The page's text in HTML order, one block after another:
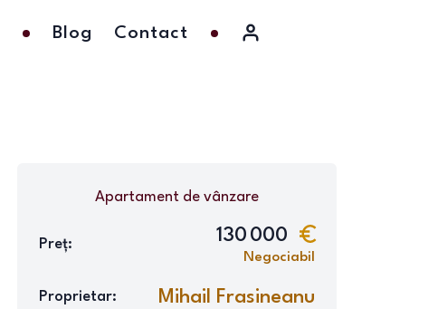
Blog Contact
Apartamentde vânzare
Preț: 130 000
Negociabil
Proprietar: Mihail Frasineanu